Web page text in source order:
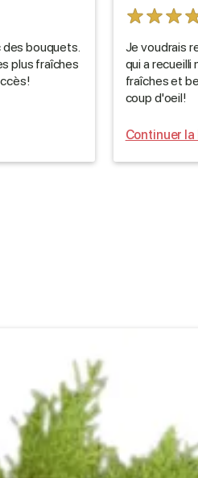
bouquets.
plus fraîches
Je voudrais
qui a
fraîches et
coup d'oeil!
Continuer